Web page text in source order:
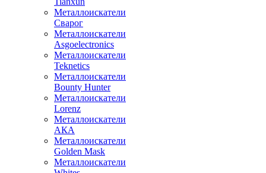
Металлоискатели
Сварог
Металлоискатели
Asgoelectronics
Металлоискатели
Teknetics
Металлоискатели
Bounty Hunter
Металлоискатели
Lorenz
Металлоискатели
АКА
Металлоискатели
Golden Mask
Металлоискатели